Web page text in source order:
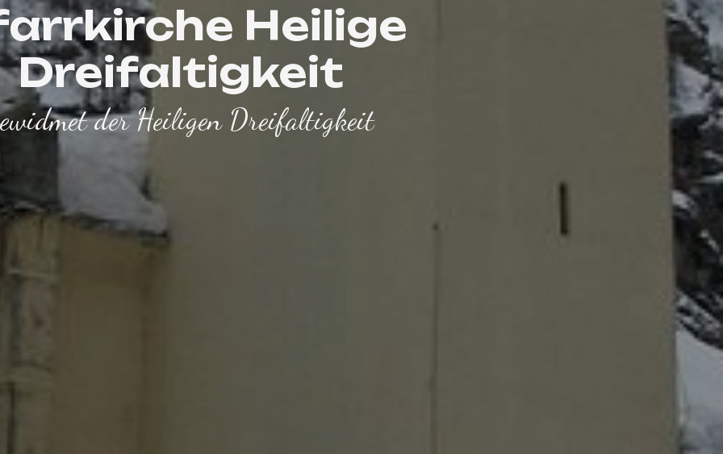
Heilige
Dreifaltigkeit
der Heiligen Dreifaltigkeit